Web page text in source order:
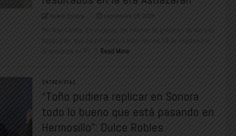
Nuevo Sonora septiembre 18, 2025
Por Alan Castro En vísperas del informe de gobierno de Antonio
Astiazarán, que se presentará este viernes 19 de septiembre,
el ambiente en P [...]
Read More
ENTREVISTAS
“Toño pudiera replicar en Sonora
todo lo bueno que está pasando en
Hermosillo”: Dulce Robles